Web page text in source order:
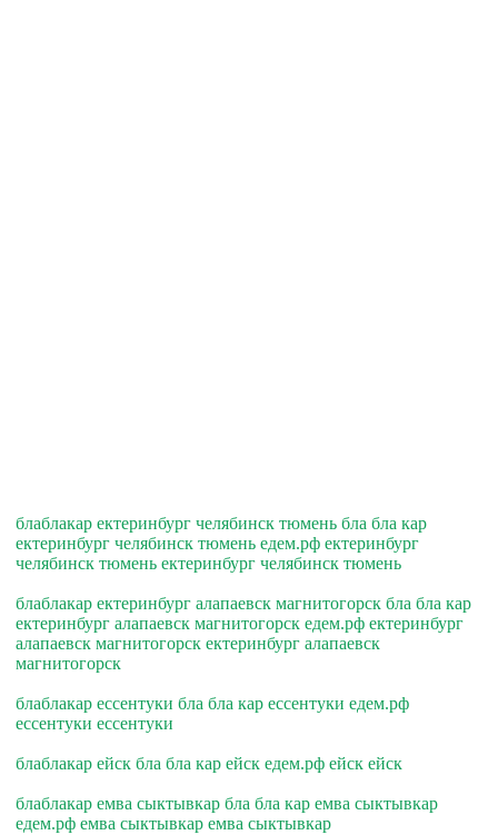
блаблакар ектеринбург челябинск тюмень бла бла кар
ектеринбург челябинск тюмень едем.рф ектеринбург
челябинск тюмень ектеринбург челябинск тюмень
блаблакар ектеринбург алапаевск магнитогорск бла бла кар
ектеринбург алапаевск магнитогорск едем.рф ектеринбург
алапаевск магнитогорск ектеринбург алапаевск
магнитогорск
блаблакар ессентуки бла бла кар ессентуки едем.рф
ессентуки ессентуки
блаблакар ейск бла бла кар ейск едем.рф ейск ейск
блаблакар емва сыктывкар бла бла кар емва сыктывкар
едем.рф емва сыктывкар емва сыктывкар